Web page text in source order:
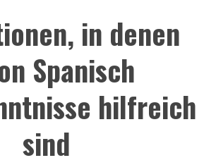
in denen
Spanisch
hilfreich
sind